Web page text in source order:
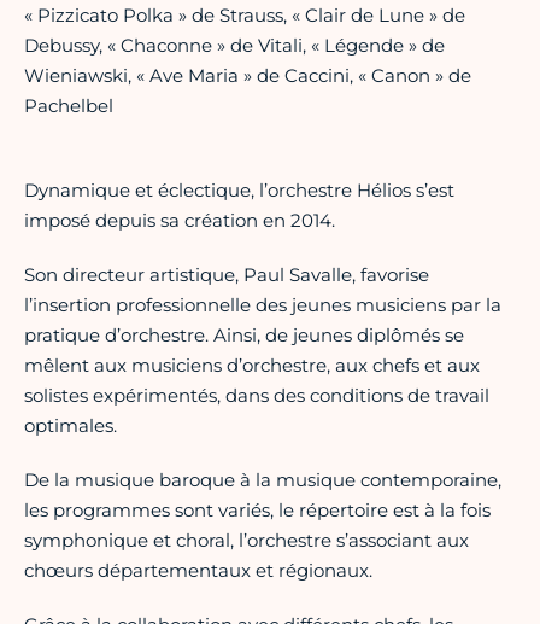
« Pizzicato Polka » de Strauss, « Clair de Lune » de
Debussy, « Chaconne » de Vitali, « Légende » de
Wieniawski, « Ave Maria » de Caccini, « Canon » de
Pachelbel
Dynamique et éclectique, l’orchestre Hélios s’est
imposé depuis sa création en 2014.
Son directeur artistique, Paul Savalle, favorise
l’insertion professionnelle des jeunes musiciens par la
pratique d’orchestre. Ainsi, de jeunes diplômés se
mêlent aux musiciens d’orchestre, aux chefs et aux
solistes expérimentés, dans des conditions de travail
optimales.
De la musique baroque à la musique contemporaine,
les programmes sont variés, le répertoire est à la fois
symphonique et choral, l’orchestre s’associant aux
chœurs départementaux et régionaux.